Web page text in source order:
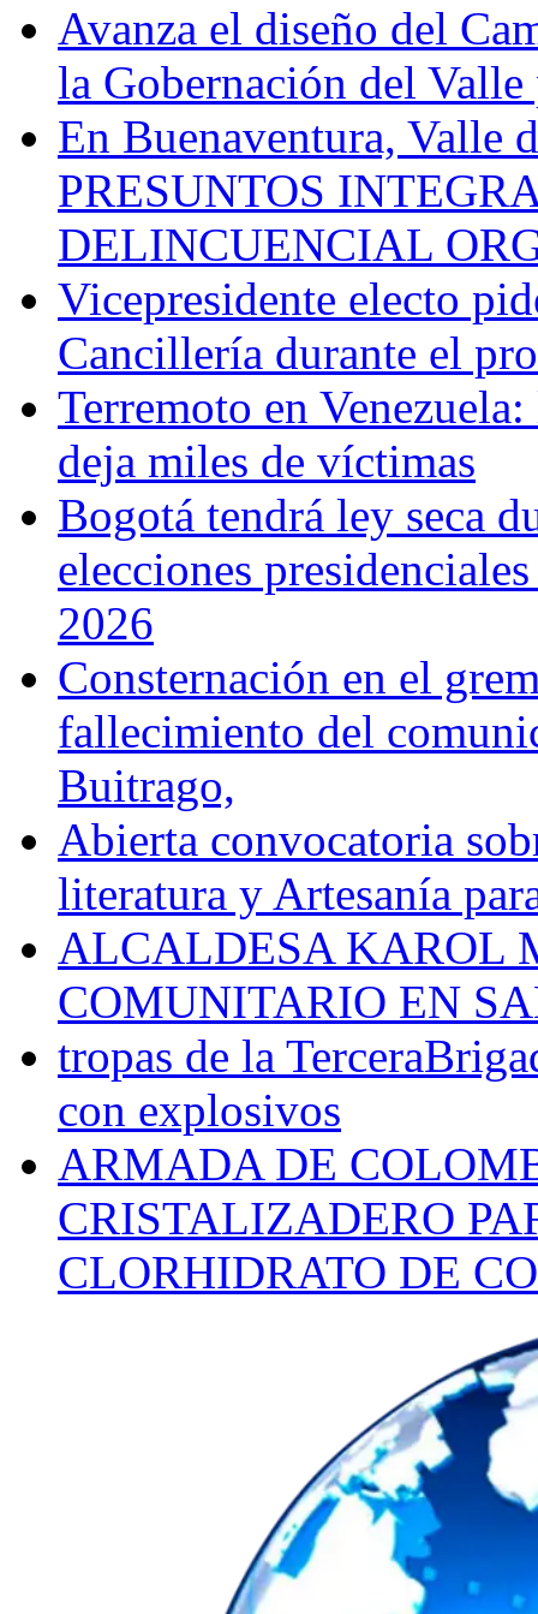
Avanza el diseño del
la Gobernación del
En Buenaventura, Valle
PRESUNTOS
DELINCUENCIAL
Vicepresidente electo
Cancillería durante el
Terremoto en
deja miles de víctimas
Bogotá tendrá ley seca
elecciones
2026
Consternación en el
fallecimiento del
Buitrago,
Abierta convocatoria
literatura y Artesanía
ALCALDESA KAROL
COMUNITARIO EN
tropas de la
con explosivos
ARMADA DE
CRISTALIZADERO
CLORHIDRATO DE